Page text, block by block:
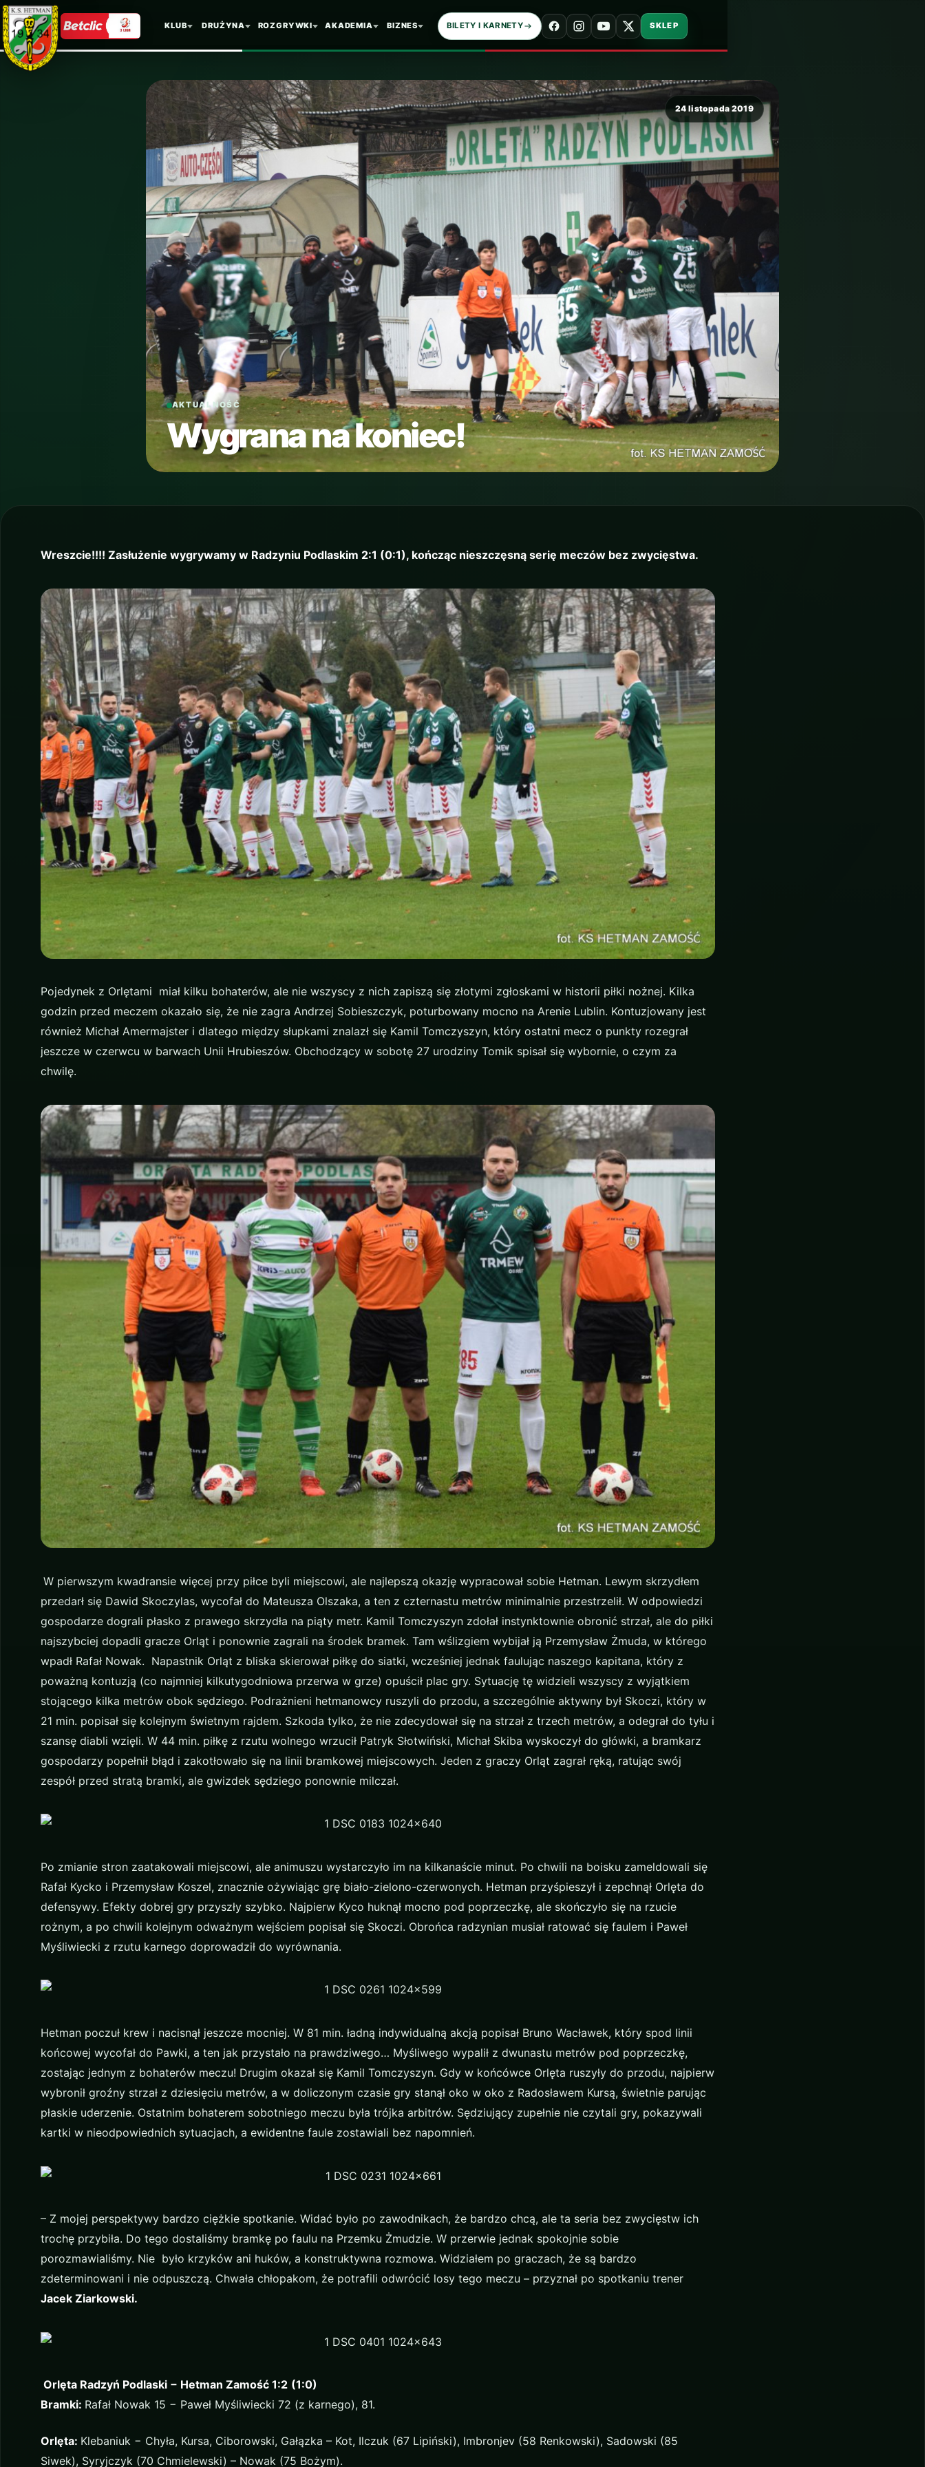
KLUB DRUŻYNA ROZGRYWKI AKADEMIA BIZNES BILETY I KARNETY SKLEP
24 listopada 2019
AKTUALNOŚĆ
Wygrana na koniec!
Wreszcie!!!! Zasłużenie wygrywamy w Radzyniu Podlaskim 2:1 (0:1), kończąc nieszczęsną serię meczów bez zwycięstwa.
Pojedynek z Orlętami miał kilku bohaterów, ale nie wszyscy z nich zapiszą się złotymi zgłoskami w historii piłki nożnej. Kilka
godzin przed meczem okazało się, że nie zagra Andrzej Sobieszczyk, poturbowany mocno na Arenie Lublin. Kontuzjowany jest
również Michał Amermajster i dlatego między słupkami znalazł się Kamil Tomczyszyn, który ostatni mecz o punkty rozegrał
jeszcze w czerwcu w barwach Unii Hrubieszów. Obchodzący w sobotę 27 urodziny Tomik spisał się wybornie, o czym za
chwilę.
W pierwszym kwadransie więcej przy piłce byli miejscowi, ale najlepszą okazję wypracował sobie Hetman. Lewym skrzydłem
przedarł się Dawid Skoczylas, wycofał do Mateusza Olszaka, a ten z czternastu metrów minimalnie przestrzelił. W odpowiedzi
gospodarze dograli płasko z prawego skrzydła na piąty metr. Kamil Tomczyszyn zdołał instynktownie obronić strzał, ale do piłki
najszybciej dopadli gracze Orląt i ponownie zagrali na środek bramek. Tam wślizgiem wybijał ją Przemysław Żmuda, w którego
wpadł Rafał Nowak. Napastnik Orląt z bliska skierował piłkę do siatki, wcześniej jednak faulując naszego kapitana, który z
poważną kontuzją (co najmniej kilkutygodniowa przerwa w grze) opuścił plac gry. Sytuację tę widzieli wszyscy z wyjątkiem
stojącego kilka metrów obok sędziego. Podrażnieni hetmanowcy ruszyli do przodu, a szczególnie aktywny był Skoczi, który w
21 min. popisał się kolejnym świetnym rajdem. Szkoda tylko, że nie zdecydował się na strzał z trzech metrów, a odegrał do tyłu i
szansę diabli wzięli. W 44 min. piłkę z rzutu wolnego wrzucił Patryk Słotwiński, Michał Skiba wyskoczył do główki, a bramkarz
gospodarzy popełnił błąd i zakotłowało się na linii bramkowej miejscowych. Jeden z graczy Orląt zagrał ręką, ratując swój
zespół przed stratą bramki, ale gwizdek sędziego ponownie milczał.
Po zmianie stron zaatakowali miejscowi, ale animuszu wystarczyło im na kilkanaście minut. Po chwili na boisku zameldowali się
Rafał Kycko i Przemysław Koszel, znacznie ożywiając grę biało-zielono-czerwonych. Hetman przyśpieszył i zepchnął Orlęta do
defensywy. Efekty dobrej gry przyszły szybko. Najpierw Kyco huknął mocno pod poprzeczkę, ale skończyło się na rzucie
rożnym, a po chwili kolejnym odważnym wejściem popisał się Skoczi. Obrońca radzynian musiał ratować się faulem i Paweł
Myśliwiecki z rzutu karnego doprowadził do wyrównania.
Hetman poczuł krew i nacisnął jeszcze mocniej. W 81 min. ładną indywidualną akcją popisał Bruno Wacławek, który spod linii
końcowej wycofał do Pawki, a ten jak przystało na prawdziwego… Myśliwego wypalił z dwunastu metrów pod poprzeczkę,
zostając jednym z bohaterów meczu! Drugim okazał się Kamil Tomczyszyn. Gdy w końcówce Orlęta ruszyły do przodu, najpierw
wybronił groźny strzał z dziesięciu metrów, a w doliczonym czasie gry stanął oko w oko z Radosławem Kursą, świetnie parując
płaskie uderzenie. Ostatnim bohaterem sobotniego meczu była trójka arbitrów. Sędziujący zupełnie nie czytali gry, pokazywali
kartki w nieodpowiednich sytuacjach, a ewidentne faule zostawiali bez napomnień.
– Z mojej perspektywy bardzo ciężkie spotkanie. Widać było po zawodnikach, że bardzo chcą, ale ta seria bez zwycięstw ich
trochę przybiła. Do tego dostaliśmy bramkę po faulu na Przemku Żmudzie. W przerwie jednak spokojnie sobie
porozmawialiśmy. Nie było krzyków ani huków, a konstruktywna rozmowa. Widziałem po graczach, że są bardzo
zdeterminowani i nie odpuszczą. Chwała chłopakom, że potrafili odwrócić losy tego meczu – przyznał po spotkaniu trener
Jacek Ziarkowski.
Orlęta Radzyń Podlaski − Hetman Zamość 1:2 (1:0)
Bramki: Rafał Nowak 15 − Paweł Myśliwiecki 72 (z karnego), 81.
Orlęta: Klebaniuk − Chyła, Kursa, Ciborowski, Gałązka – Kot, Ilczuk (67 Lipiński), Imbronjev (58 Renkowski), Sadowski (85
Siwek), Syryjczyk (70 Chmielewski) – Nowak (75 Bożym).